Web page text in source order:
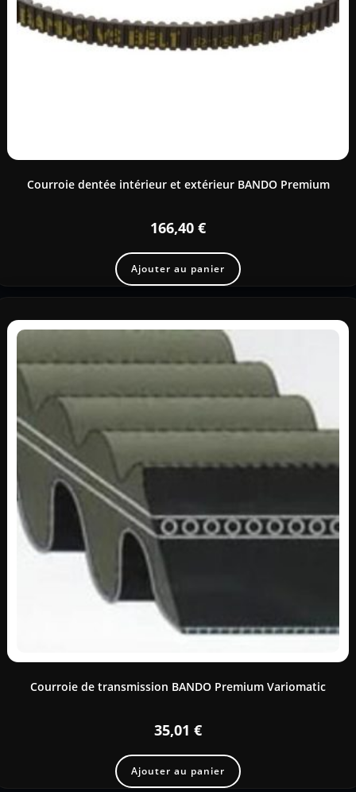
Courroie dentée intérieur et extérieur BANDO Premium
166,40 €
Ajouter au panier
Courroie de transmission BANDO Premium Variomatic
35,01 €
Ajouter au panier